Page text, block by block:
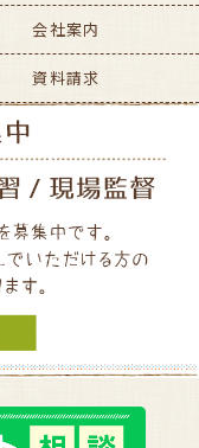
会社案内
資料請求